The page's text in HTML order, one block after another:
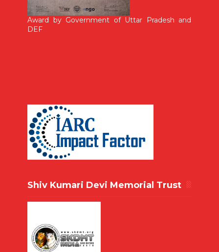
Award by Government of Uttar Pradesh and
DEF
Shiv Kumari Devi Memorial Trust